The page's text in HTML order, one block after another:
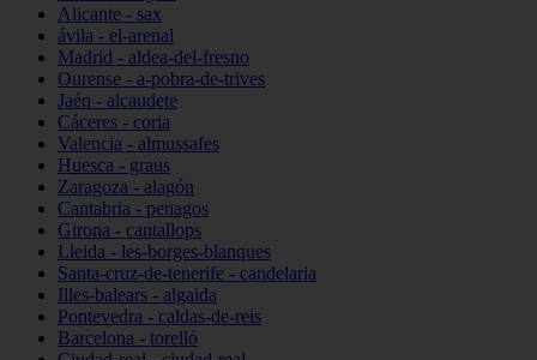
Alicante - sax
ávila - el-arenal
Madrid - aldea-del-fresno
Ourense - a-pobra-de-trives
Jaén - alcaudete
Cáceres - coria
Valencia - almussafes
Huesca - graus
Zaragoza - alagón
Cantabria - penagos
Girona - cantallops
Lleida - les-borges-blanques
Santa-cruz-de-tenerife - candelaria
Illes-balears - algaida
Pontevedra - caldas-de-reis
Barcelona - torelló